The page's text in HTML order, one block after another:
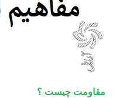
مقاومت چیست ؟